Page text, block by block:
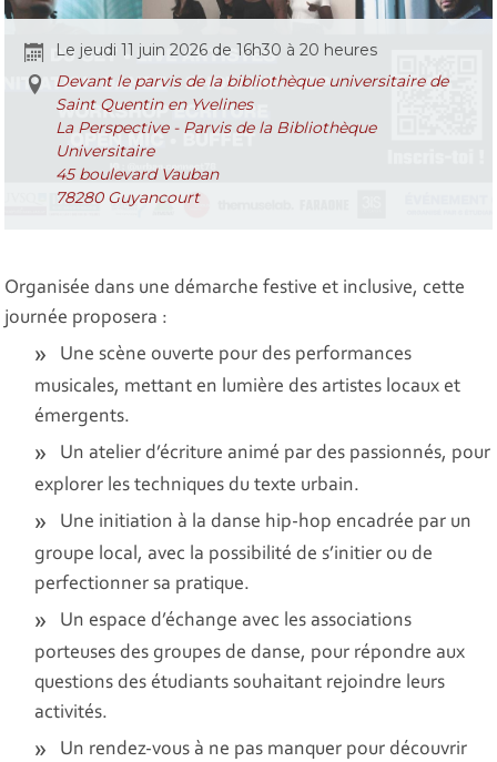
Le jeudi 11 juin 2026 de 16h30 à 20 heures
Devant le parvis de la bibliothèque universitaire de
Saint Quentin en Yvelines
La Perspective - Parvis de la Bibliothèque
Universitaire
45 boulevard Vauban
78280 Guyancourt
Organisée dans une démarche festive et inclusive, cette
journée proposera :
Une scène ouverte pour des performances
musicales, mettant en lumière des artistes locaux et
émergents.
Un atelier d’écriture animé par des passionnés, pour
explorer les techniques du texte urbain.
Une initiation à la danse hip-hop encadrée par un
groupe local, avec la possibilité de s’initier ou de
perfectionner sa pratique.
Un espace d’échange avec les associations
porteuses des groupes de danse, pour répondre aux
questions des étudiants souhaitant rejoindre leurs
activités.
Un rendez-vous à ne pas manquer pour découvrir